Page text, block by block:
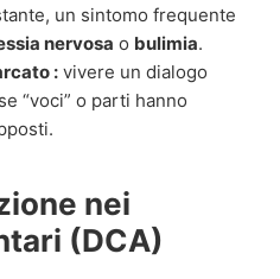
un sintomo frequente
nervosa o bulimia.
: vivere un dialogo
“voci” o parti hanno
nei
(DCA)